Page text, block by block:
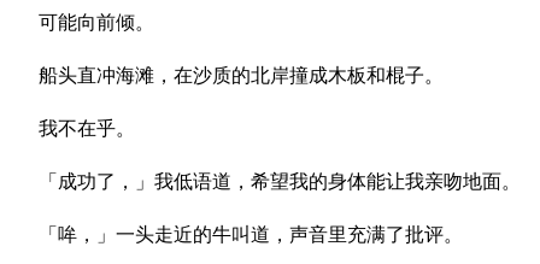
可能向前倾。
船头直冲海滩，在沙质的北岸撞成木板和棍子。
我不在乎。
「成功了，」我低语道，希望我的身体能让我亲吻地面。
「哞，」一头走近的牛叫道，声音里充满了批评。